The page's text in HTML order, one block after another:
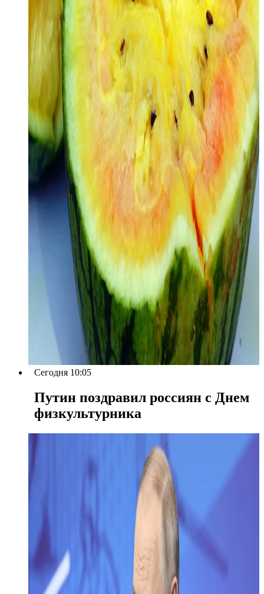
Сегодня 10:05
Путин поздравил россиян с Днем
физкультурника